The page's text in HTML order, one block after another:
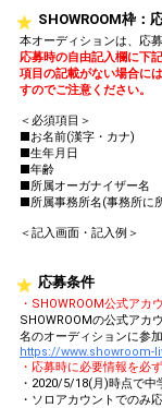
SHOWROOM枠：
本オーディションは、応
応募時の自由記入欄に下
項目の記載がない場合に
すのでご注意ください。
＜必須項目＞
■お名前(漢字・カナ)
■生年月日
■年齢
■所属オーガナイザー名
■所属事務所名(事務所に
＜記入画面・記入例＞
応募条件
・SHOWROOM公式アカ
SHOWROOMの公式アカ
名のオーディションに参加
https://
・応募時に必要情報を必
・2020/5/18(月)時点で中
・ソロアカウントでのみ